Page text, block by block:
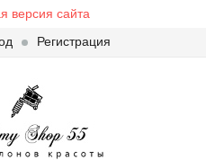
версия сайта
Регистрация